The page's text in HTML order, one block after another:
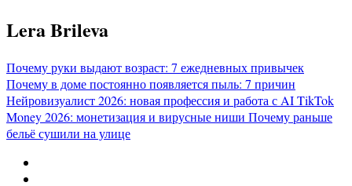
Перейти
к
Lera Brileva
Почему руки выдают возраст: 7 ежедневных привычек
Почему в доме постоянно появляется пыль: 7 причин
Нейровизуалист 2026: новая профессия и работа с AITikTok
Money 2026: монетизация и вирусные ниши Почему раньше
бельё сушили на улице